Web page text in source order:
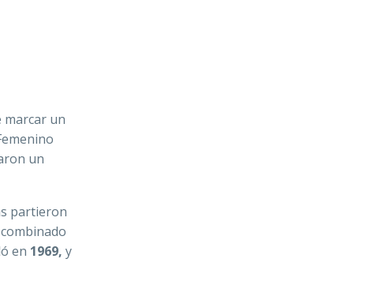
marcar un
un
partieron
en 1969, y